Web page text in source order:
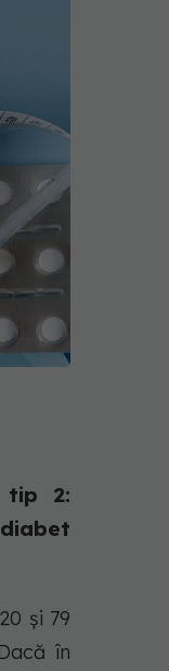
tip 2:
și 79
în